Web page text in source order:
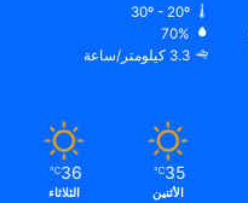
30º - 20º
70%
3.3 كيلومتر/ساعة
35
℃
الأثنين
36
℃
الثلاثاء